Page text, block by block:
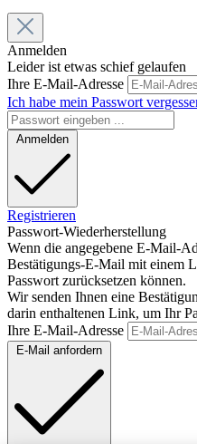
Anmelden
Leider ist etwas schief gelaufen
Ihre E-Mail-Adresse
Ich habe mein Passwort
Anmelden
Registrieren
Passwort-Wiederherstellung
Wenn die angegebene E-Mail-
Bestätigungs-E-Mail mit einem
Passwort zurücksetzen können.
Wir senden Ihnen eine
darin enthaltenen Link, um Ihr
Ihre E-Mail-Adresse
E-Mail anfordern